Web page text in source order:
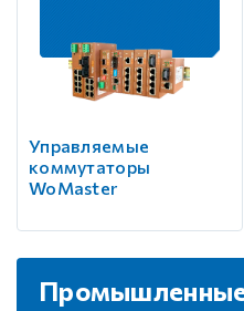
Управляемые
коммутаторы
WoMaster